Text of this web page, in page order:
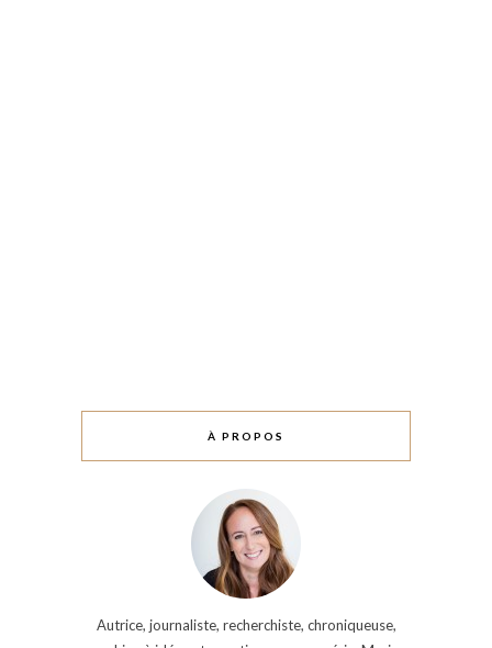
À PROPOS
Autrice, journaliste, recherchiste, chroniqueuse,